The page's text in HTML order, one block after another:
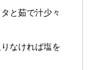
と茹で汁少々
なければ塩を